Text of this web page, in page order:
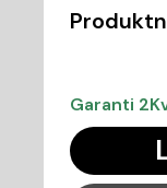
Garanti 2